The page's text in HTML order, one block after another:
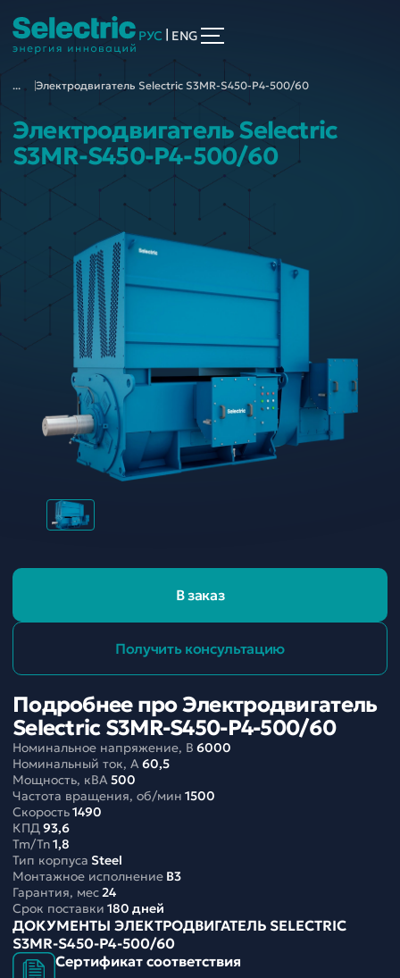
РУС ENG
... Электродвигатель Selectric S3MR-S450-P4-500/60
Электродвигатель Selectric
S3MR-S450-P4-500/60
В заказ
Получить консультацию
Подробнее про Электродвигатель
Selectric S3MR-S450-P4-500/60
Номинальное напряжение, В 6000
Номинальный ток, A60,5
Мощность, кВА500
Частота вращения, об/мин 1500
Скорость1490
КПД93,6
Tm/Tn1,8
Тип корпуса Steel
Монтажное исполнение B3
Гарантия, мес24
Срок поставки 180 дней
ДОКУМЕНТЫ ЭЛЕКТРОДВИГАТЕЛЬ SELECTRIC
S3MR-S450-P4-500/60
Сертификат соответствия